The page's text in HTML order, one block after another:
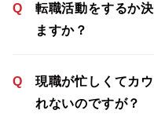
Q
転職活動をするか
ますか？
Q
現職が忙しくてカ
れないのですが？